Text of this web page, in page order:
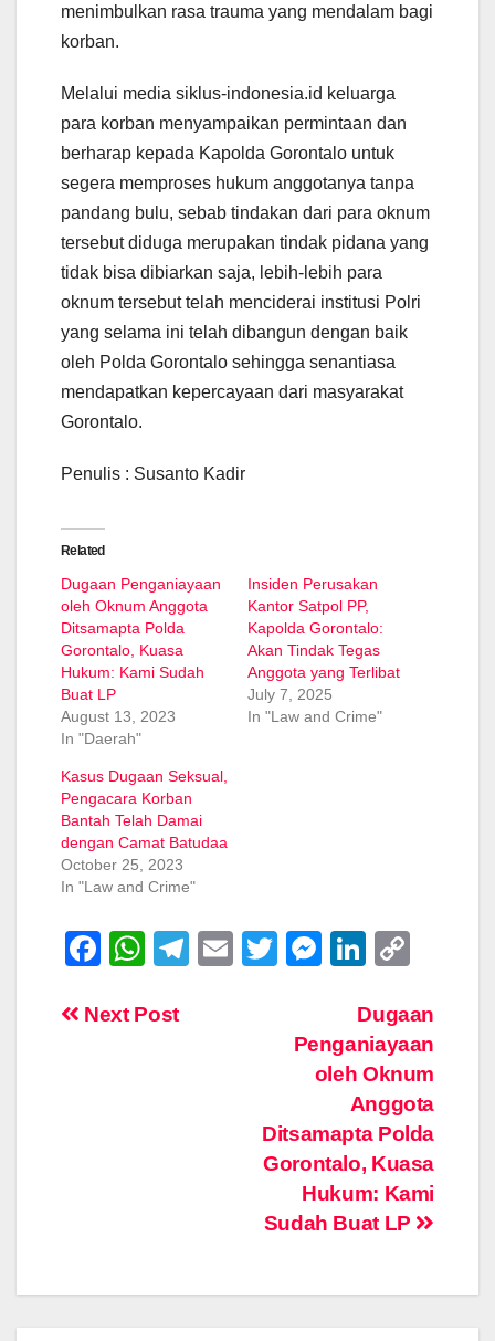
menimbulkan rasa trauma yang mendalam bagi
korban.
Melalui media siklus-indonesia.id keluarga
para korban menyampaikan permintaan dan
berharap kepada Kapolda Gorontalo untuk
segera memproses hukum anggotanya tanpa
pandang bulu, sebab tindakan dari para oknum
tersebut diduga merupakan tindak pidana yang
tidak bisa dibiarkan saja, lebih-lebih para
oknum tersebut telah menciderai institusi Polri
yang selama ini telah dibangun dengan baik
oleh Polda Gorontalo sehingga senantiasa
mendapatkan kepercayaan dari masyarakat
Gorontalo.
Penulis : Susanto Kadir
Related
Dugaan Penganiayaan
oleh Oknum Anggota
Ditsamapta Polda
Gorontalo, Kuasa
Hukum: Kami Sudah
Buat LP
August 13, 2023
In "Daerah"
Insiden Perusakan
Kantor Satpol PP,
Kapolda Gorontalo:
Akan Tindak Tegas
Anggota yang Terlibat
July 7, 2025
In "Law and Crime"
Kasus Dugaan Seksual,
Pengacara Korban
Bantah Telah Damai
dengan Camat Batudaa
October 25, 2023
In "Law and Crime"
F
c
W
at
T
E
T
er
M
e
n
g
er
Li
k
e
dI
n
p
y
Li
n
k
Post
Dugaan
Penganiayaan
oleh Oknum
Anggota
Ditsamapta Polda
Gorontalo, Kuasa
Hukum: Kami
Sudah Buat LP
Next Post